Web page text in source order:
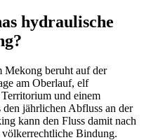
hydraulische
Mekong beruht auf der
am Oberlauf, elf
und einem
jährlichen Abfluss an der
kann den Fluss damit nach
völkerrechtliche Bindung.